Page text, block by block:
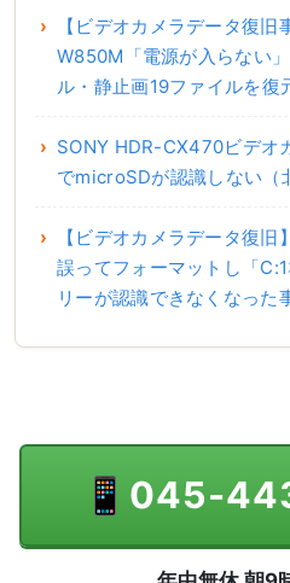
【ビデオカメラデータ復
W850M「電源が入らない
ル・静止画19ファイルを復
SONY HDR-CX470ビデオ
でmicroSDが認識しない（
【ビデオカメラデータ復
誤ってフォーマットし「
リーが認識できなくなった
📱 045-